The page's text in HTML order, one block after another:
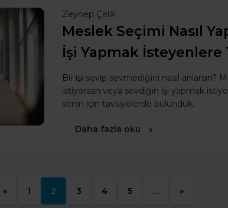
Zeynep Çelik
Meslek Seçimi Nasıl
İşi Yapmak İsteyenlere
Bir işi sevip sevmediğini nasıl anlarsın?
istiyorsan veya sevdiğin işi yapmak
senin için tavsiyelerde bulunduk.
Daha fazla oku
« 1 2 3 4 5 … »